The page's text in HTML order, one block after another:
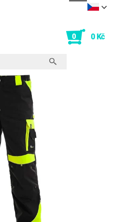
0 0 Kč